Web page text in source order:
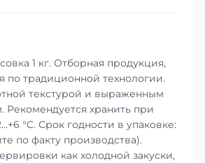
1 кг. Отборная продукция,
по традиционной технологии.
текстурой и выраженным
Рекомендуется хранить при
°C. Срок годности в упаковке:
по факту производства).
как холодной закуски,